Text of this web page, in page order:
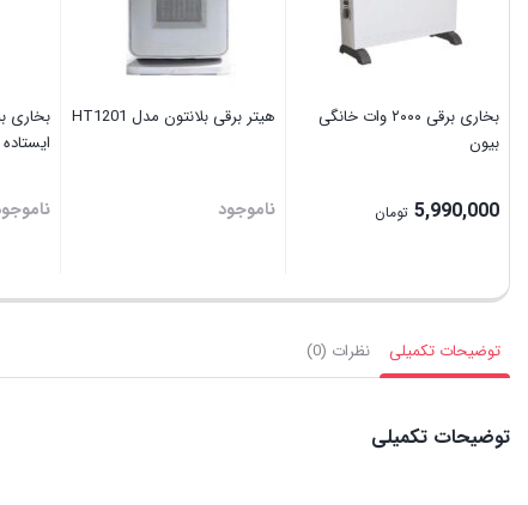
بخاری برقی ۲۰۰۰ وات خانگی
بیون
5,990,000 تومان
ھیتر برقی بلانتون مدل HT1201
ناموجود
بخاری
ایستاده
توضیحات تکمیلی نظرات (0)
توضیحات تکمیلی